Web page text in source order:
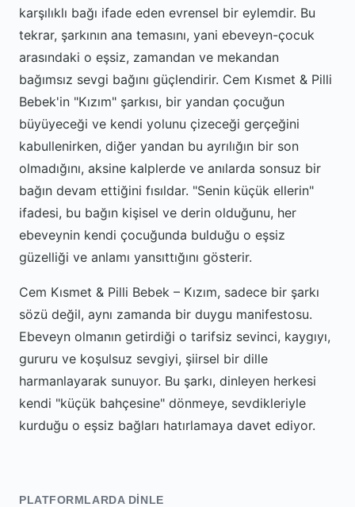
karşılıklı bağı ifade eden evrensel bir eylemdir. Bu
tekrar, şarkının ana temasını, yani ebeveyn-çocuk
arasındaki o eşsiz, zamandan ve mekandan
bağımsız sevgi bağını güçlendirir. Cem Kısmet & Pilli
Bebek'in "Kızım" şarkısı, bir yandan çocuğun
büyüyeceği ve kendi yolunu çizeceği gerçeğini
kabullenirken, diğer yandan bu ayrılığın bir son
olmadığını, aksine kalplerde ve anılarda sonsuz bir
bağın devam ettiğini fısıldar. "Senin küçük ellerin"
ifadesi, bu bağın kişisel ve derin olduğunu, her
ebeveynin kendi çocuğunda bulduğu o eşsiz
güzelliği ve anlamı yansıttığını gösterir.
Cem Kısmet & Pilli Bebek – Kızım, sadece bir şarkı
sözü değil, aynı zamanda bir duygu manifestosu.
Ebeveyn olmanın getirdiği o tarifsiz sevinci, kaygıyı,
gururu ve koşulsuz sevgiyi, şiirsel bir dille
harmanlayarak sunuyor. Bu şarkı, dinleyen herkesi
kendi "küçük bahçesine" dönmeye, sevdikleriyle
kurduğu o eşsiz bağları hatırlamaya davet ediyor.
PLATFORMLARDA DINLE